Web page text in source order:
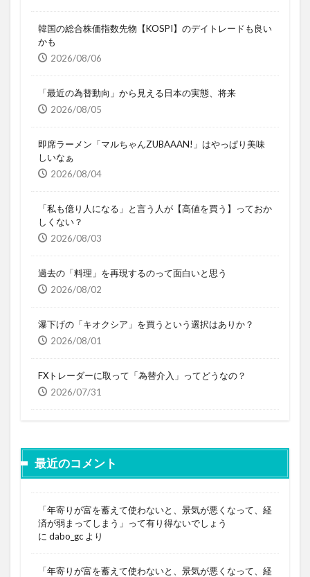
韓国の総合株価指数先物【KOSPI】のデイトレードも良い
かも
2026/08/06
「最近の為替動向」から見える日本の実態、将来
2026/08/05
即席ラーメン「マルちゃんZUBAAAN!」はやっぱり美味
しいなぁ
2026/08/04
「私も億り人になる」と言う人が【高値を買う】っておか
しくない？
2026/08/03
過去の「料理」を再現するのって面白いと思う
2026/08/02
瀑下げの「キオクシア」を買うという選択はありか？
2026/08/01
FXトレーダーに取って「為替介入」ってどうなの？
2026/07/31
最近のコメント
「年寄りが富を蓄えて使わないと、景気が悪くなって、経
済が弱まってしまう」って有り得ないでしょう
に dabo_gc より
「年寄りが富を蓄えて使わないと、景気が悪くなって、経